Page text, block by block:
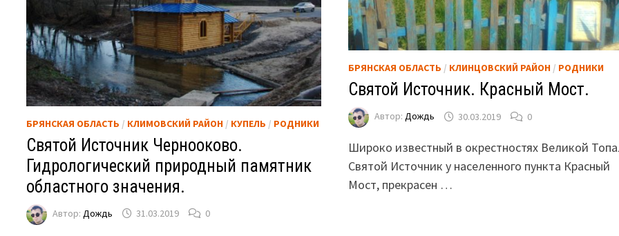
БРЯНСКАЯ ОБЛАСТЬ / КЛИМОВСКИЙ РАЙОН / КУПЕЛЬ / РОДНИКИ
Святой Источник Чернооково.
Гидрологический природный памятник
областного значения.
Автор:Дождь 31.03.2019 0
БРЯНСКАЯ ОБЛАСТЬ / КЛИНЦОВСКИЙ РАЙОН/ РОДНИКИ
Святой Источник. Красный Мост.
Автор: Дождь 30.03.2019 0
Широко известный в окрестностях Великой
Святой Источник у населенного пункта Красный
Мост, прекрасен …